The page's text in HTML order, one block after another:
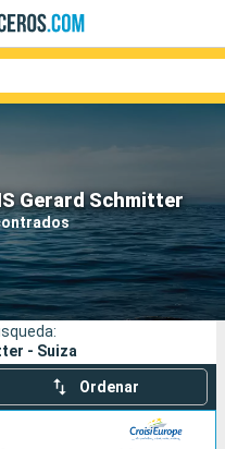
Gerard Schmitter
Compañías
Buscar
- Suiza
Ordenar